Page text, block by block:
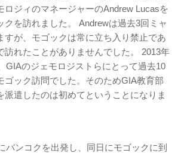
ロジィのマネージャーのAndrew Lucasを
クを訪れました。 Andrewは過去3回ミャ
すが、モゴックは常に立ち入り禁止であ
訪れたことがありませんでした。 2013年
GIAのジェモロジストらにとって過去10
ゴック訪問でした。そのためGIA教育部
派遣したのは初めてということになりま
バンコクを出発し、同日にモゴックに到